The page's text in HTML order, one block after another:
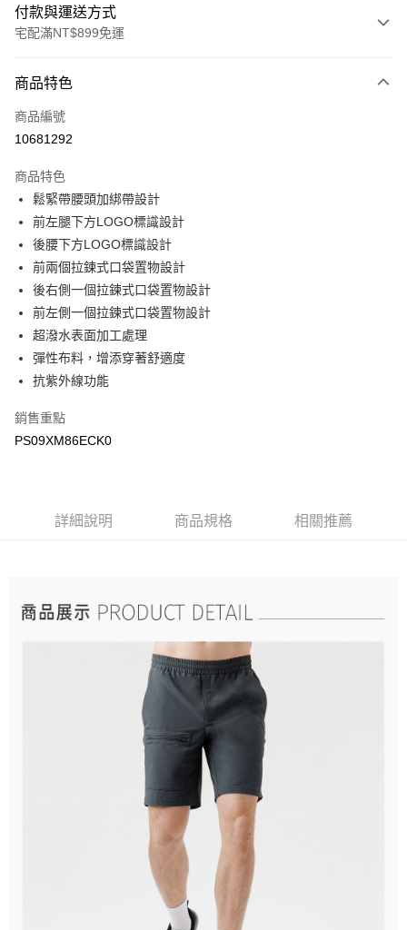
付款與運送方式
宅配滿NT$899免運
信用卡一次付款
LINE Pay
悠遊付
Google Pay
運送方式
每筆NT$90，滿NT$899(含以上)免運費
宅配(離島)
每筆NT$399，滿NT$18,000(含以上)免運費
商品特色
商品編號
10681292
商品特色
鬆緊帶腰頭加綁帶設計
前左腿下方LOGO標識設計
後腰下方LOGO標識設計
前兩個拉鍊式口袋置物設計
後右側一個拉鍊式口袋置物設計
前左側一個拉鍊式口袋置物設計
超潑水表面加工處理
彈性布料，增添穿著舒適度
抗紫外線功能
銷售重點
PS09XM86ECK0
詳細說明 商品規格 相關推薦